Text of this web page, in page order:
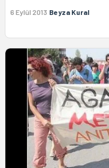
6 Eylül 2013 Beyza Kural